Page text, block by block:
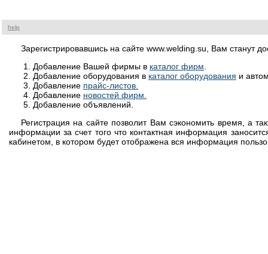
help
Зарегистрировавшись на сайте www.welding.su, Вам станут
Добавление Вашей фирмы в каталог фирм
Добавление оборудования в каталог оборудования и
Добавление прайс-листов.
Добавление новостей фирм.
Добавление объявлений.
Регистрация на сайте позволит Вам сэкономить время, а
информации за счет того что контактная информация
кабинетом, в котором будет отображена вся информация